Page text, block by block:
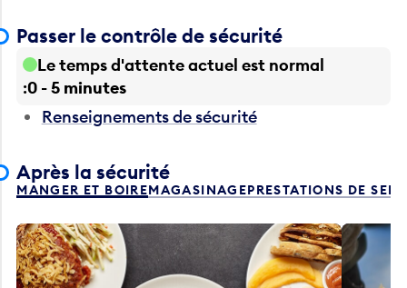
Passer le contrôle de sécurité
Le temps d'attente actuel est normal
0 - 5 minutes
Renseignements de sécurité
Après la sécurité
MANGER ET BOIREMAGASINAGEPRESTATIONS DE